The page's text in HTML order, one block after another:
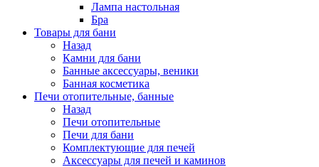
Лампа настольная
Бра
Товары для бани
Назад
Камни для бани
Банные аксессуары, веники
Банная косметика
Печи отопительные, банные
Назад
Печи отопительные
Печи для бани
Комплектующие для печей
Аксессуары для печей и каминов